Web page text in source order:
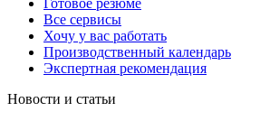
Готовое резюме
Все сервисы
Хочу у вас работать
Производственный календарь
Экспертная рекомендация
Новости и статьи